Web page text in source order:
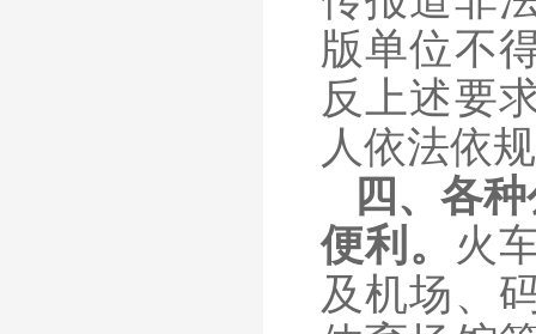
版单位不
反上述要
人依法依
四、各
便利。 火
及机场、